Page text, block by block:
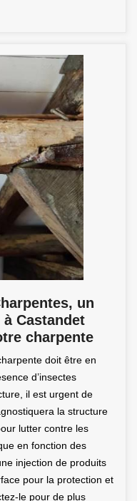
un
Castandet
charpente
doit être en
d’insectes
il est urgent de
la structure
lutter contre les
en fonction des
injection de produits
pour la protection et
le pour de plus